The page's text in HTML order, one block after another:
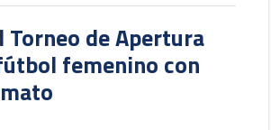
Torneo de Apertura
femenino con